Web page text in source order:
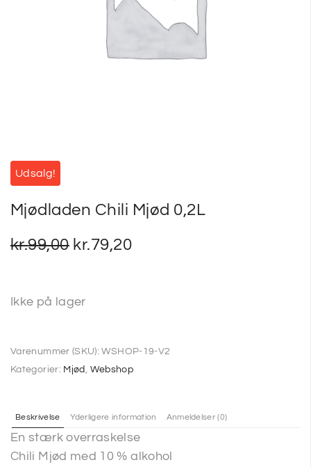
Udsalg!
Mjødladen Chili Mjød 0,2L
kr.99,00 kr.79,20
Ikke på lager
Varenummer (SKU):WSHOP-19-V2
Kategorier: Mjød , Webshop
Beskrivelse Yderligere information Anmeldelser (0)
En stærk overraskelse
Chili Mjød med 10 % alkohol